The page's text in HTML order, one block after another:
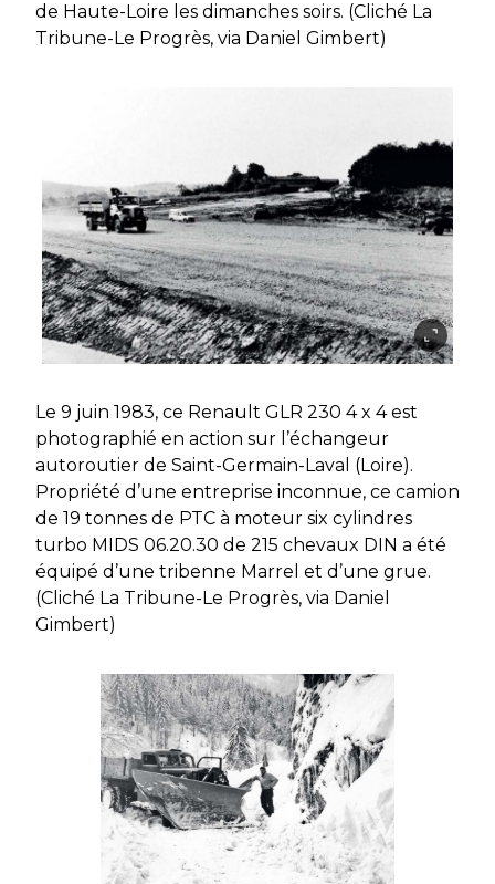
de Haute-Loire les dimanches soirs. (Cliché La
Tribune-Le Progrès, via Daniel Gimbert)
Le 9 juin 1983, ce Renault GLR 230 4 x 4 est
photographié en action sur l’échangeur
autoroutier de Saint-Germain-Laval (Loire).
Propriété d’une entreprise inconnue, ce camion
de 19 tonnes de PTC à moteur six cylindres
turbo MIDS 06.20.30 de 215 chevaux DIN a été
équipé d’une tribenne Marrel et d’une grue.
(Cliché La Tribune-Le Progrès, via Daniel
Gimbert)